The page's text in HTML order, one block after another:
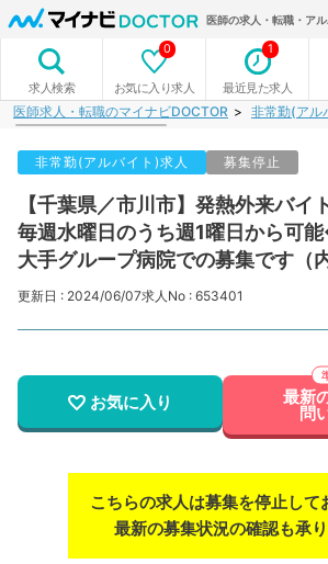
医師の求人・転職・ア
求人検索 お気に入り求人
0
最近見た求人
1
医師求人・転職のマイナビDOCTOR 非常勤(アル
非常勤(アルバイト)求人 募集停止
【千葉県／市川市】発熱外来バイ
毎週水曜日のうち週1曜日から可
大手グループ病院での募集です（
更新日 : 2024/06/07求人No : 653401
お気に入り 最新
問
こちらの求人は募集を停止して
最新の募集状況の確認も承り